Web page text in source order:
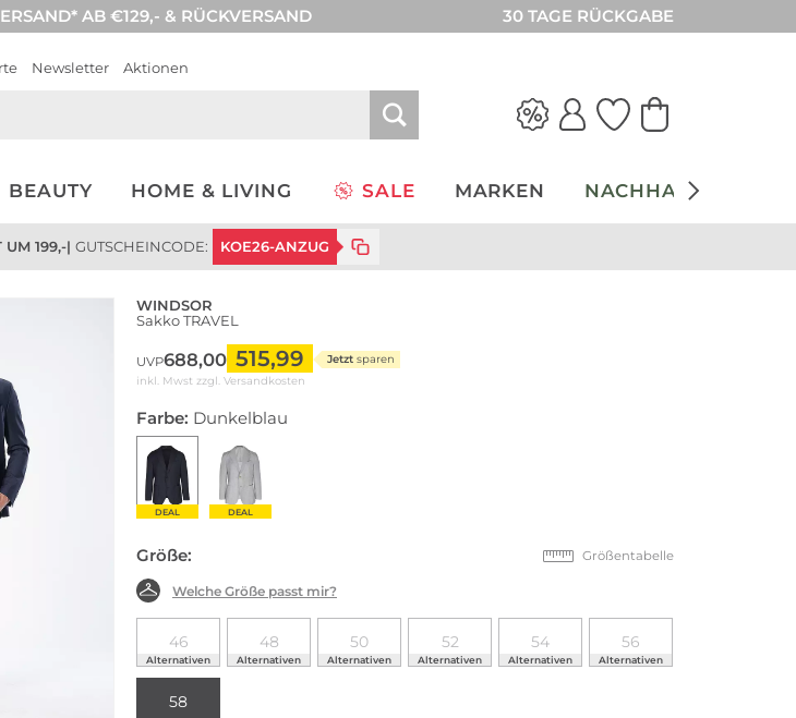
AB €129,- & RÜCKVERSAND 30 TAGE RÜCKGABE
Newsletter Aktionen
BEAUTY HOME & LIVING SALE MARKEN NACHHALTIGKEIT
UM 199,-| GUTSCHEINCODE: KOE26-ANZUG
WINDSOR
Sakko TRAVEL
UVP688,00 515,99 Jetzt sparen
inkl. Mwst zzgl. Versandkosten
Farbe: Dunkelblau
DEAL DEAL
Größe: Größentabelle
Welche Größe passt mir?
46
Alternativen
48
Alternativen
50
Alternativen
52
Alternativen
54
Alternativen
56
Alternativen
58